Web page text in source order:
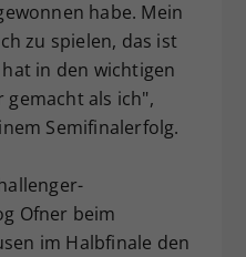
habe. Mein
zu spielen, das ist
in den wichtigen
gemacht als ich",
Semifinalerfolg.
Ofner beim
im Halbfinale den